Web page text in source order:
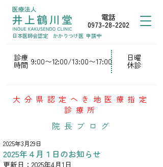
電話
0973-28-2202
診療
時間 9:00〜12:00/13:00〜17:00 日曜
休診
日本医師会認定 かかりつけ医 申請中
大分県認定へき地医療指定
診療所
院長ブログ
2025年４月１日のお知らせ
2025年3月29日
更新日： 2025年4月1日